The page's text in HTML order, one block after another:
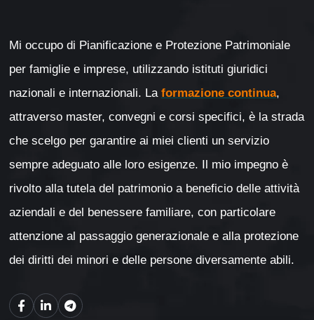
Mi occupo di Pianificazione e Protezione Patrimoniale
per famiglie e imprese, utilizzando istituti giuridici
nazionali e internazionali. La formazione continua,
attraverso master, convegni e corsi specifici, è la strada
che scelgo per garantire ai miei clienti un servizio
sempre adeguato alle loro esigenze. Il mio impegno è
rivolto alla tutela del patrimonio a beneficio delle attività
aziendali e del benessere familiare, con particolare
attenzione al passaggio generazionale e alla protezione
dei diritti dei minori e delle persone diversamente abili.